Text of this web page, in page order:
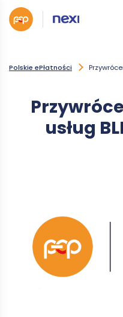
Polskie ePłatności
usług